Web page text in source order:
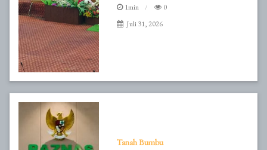
1min
0
Juli 31, 2026
Tanah Bumbu